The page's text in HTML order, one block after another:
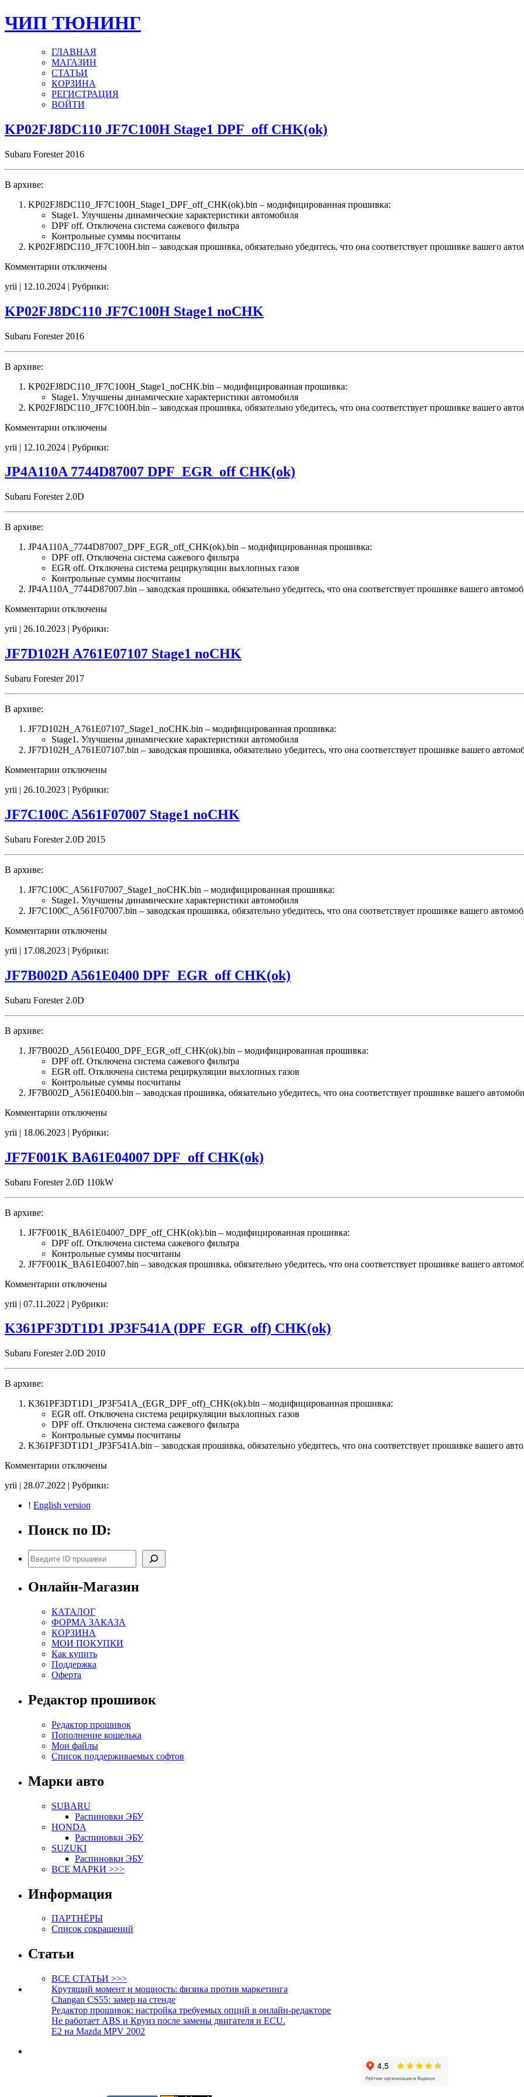
ЧИП ТЮНИНГ
ГЛАВНАЯ
МАГАЗИН
СТАТЬИ
КОРЗИНА
РЕГИСТРАЦИЯ
ВОЙТИ
KP02FJ8DC110 JF7C100H Stage1 DPF_off CHK(ok)
Subaru Forester 2016
В архиве:
KP02FJ8DC110_JF7C100H_Stage1_DPF_off_CHK(ok).bin – модифицированная прошивка:
Stage1. Улучшены динамические характеристики автомобиля
DPF off. Отключена система сажевого фильтра
Контрольные суммы посчитаны
KP02FJ8DC110_JF7C100H.bin – заводская прошивка, обязательно убедитесь, что она соответствует прошивке вашего
Комментарии к
KP02FJ8DC110
Stage1
DPF_off
отключены
yrii | 12.10.2024 | Рубрики:
KP02FJ8DC110 JF7C100H Stage1 noCHK
Subaru Forester 2016
В архиве:
KP02FJ8DC110_JF7C100H_Stage1_noCHK.bin – модифицированная прошивка:
Stage1. Улучшены динамические характеристики автомобиля
KP02FJ8DC110_JF7C100H.bin – заводская прошивка, обязательно убедитесь, что она соответствует прошивке вашего
Комментарии к
KP02FJ8DC110
Stage1
noCHK
отключены
yrii | 12.10.2024 | Рубрики:
JP4A110A 7744D87007 DPF_EGR_off CHK(ok)
Subaru Forester 2.0D
В архиве:
JP4A110A_7744D87007_DPF_EGR_off_CHK(ok).bin – модифицированная прошивка:
DPF off. Отключена система сажевого фильтра
EGR off. Отключена система рециркуляции выхлопных газов
Контрольные суммы посчитаны
JP4A110A_7744D87007.bin – заводская прошивка, обязательно убедитесь, что она соответствует прошивке вашего
Комментарии к
JP4A110A
DPF_EGR_off
CHK(ok)
отключены
yrii | 26.10.2023 | Рубрики:
JF7D102H A761E07107 Stage1 noCHK
Subaru Forester 2017
В архиве:
JF7D102H_A761E07107_Stage1_noCHK.bin – модифицированная прошивка:
Stage1. Улучшены динамические характеристики автомобиля
JF7D102H_A761E07107.bin – заводская прошивка, обязательно убедитесь, что она соответствует прошивке вашего
Комментарии к
JF7D102H
Stage1
noCHK
отключены
yrii | 26.10.2023 | Рубрики:
JF7C100C A561F07007 Stage1 noCHK
Subaru Forester 2.0D 2015
В архиве:
JF7C100C_A561F07007_Stage1_noCHK.bin – модифицированная прошивка:
Stage1. Улучшены динамические характеристики автомобиля
JF7C100C_A561F07007.bin – заводская прошивка, обязательно убедитесь, что она соответствует прошивке вашего
Комментарии к
JF7C100C
Stage1
noCHK
отключены
yrii | 17.08.2023 | Рубрики:
JF7B002D A561E0400 DPF_EGR_off CHK(ok)
Subaru Forester 2.0D
В архиве:
JF7B002D_A561E0400_DPF_EGR_off_CHK(ok).bin – модифицированная прошивка:
DPF off. Отключена система сажевого фильтра
EGR off. Отключена система рециркуляции выхлопных газов
Контрольные суммы посчитаны
JF7B002D_A561E0400.bin – заводская прошивка, обязательно убедитесь, что она соответствует прошивке вашего
Комментарии к
JF7B002D
DPF_EGR_off
CHK(ok)
отключены
yrii | 18.06.2023 | Рубрики:
JF7F001K BA61E04007 DPF_off CHK(ok)
Subaru Forester 2.0D 110kW
В архиве:
JF7F001K_BA61E04007_DPF_off_CHK(ok).bin – модифицированная прошивка:
DPF off. Отключена система сажевого фильтра
Контрольные суммы посчитаны
JF7F001K_BA61E04007.bin – заводская прошивка, обязательно убедитесь, что она соответствует прошивке вашего
Комментарии к
JF7F001K
DPF_off
CHK(ok)
отключены
yrii | 07.11.2022 | Рубрики:
K361PF3DT1D1 JP3F541A (DPF_EGR_off) CHK(ok)
Subaru Forester 2.0D 2010
В архиве:
K361PF3DT1D1_JP3F541A_(EGR_DPF_off)_CHK(ok).bin – модифицированная прошивка:
EGR off. Отключена система рециркуляции выхлопных газов
DPF off. Отключена система сажевого фильтра
Контрольные суммы посчитаны
K361PF3DT1D1_JP3F541A.bin – заводская прошивка, обязательно убедитесь, что она соответствует прошивке вашего
Комментарии к
K361PF3DT1D1
(DPF_EGR_off)
отключены
yrii | 28.07.2022 | Рубрики:
! English version
Поиск по ID:
Поиск
Онлайн-Магазин
КАТАЛОГ
ФОРМА ЗАКАЗА
КОРЗИНА
МОИ ПОКУПКИ
Как купить
Поддержка
Оферта
Редактор прошивок
Редактор прошивок
Пополнение кошелька
Мои файлы
Список поддерживаемых софтов
Марки авто
SUBARU
Распиновки ЭБУ
HONDA
Распиновки ЭБУ
SUZUKI
Распиновки ЭБУ
ВСЕ МАРКИ >>>
Информация
ПАРТНЁРЫ
Список сокращений
Статьи
ВСЕ СТАТЬИ >>>
Крутящий момент и мощность: физика против маркетинга
Changan CS55: замер на стенде
Редактор прошивок: настройка требуемых опций в онлайн-редакторе
Не работает ABS и Круиз после замены двигателя и ECU.
E2 на Mazda MPV 2002